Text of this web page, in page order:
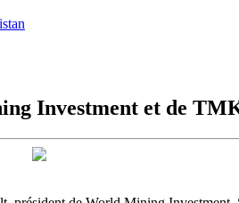
Investment et de